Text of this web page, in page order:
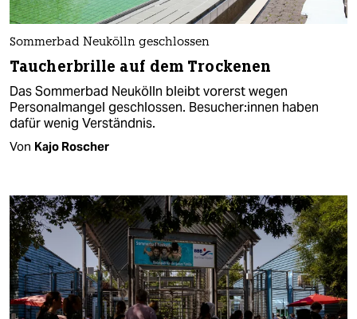
Sommerbad Neukölln geschlossen
Taucherbrille auf dem Trockenen
Das Sommerbad Neukölln bleibt vorerst wegen
Personalmangel geschlossen. Be­su­che­r:in­nen haben
dafür wenig Verständnis.
Von Kajo Roscher